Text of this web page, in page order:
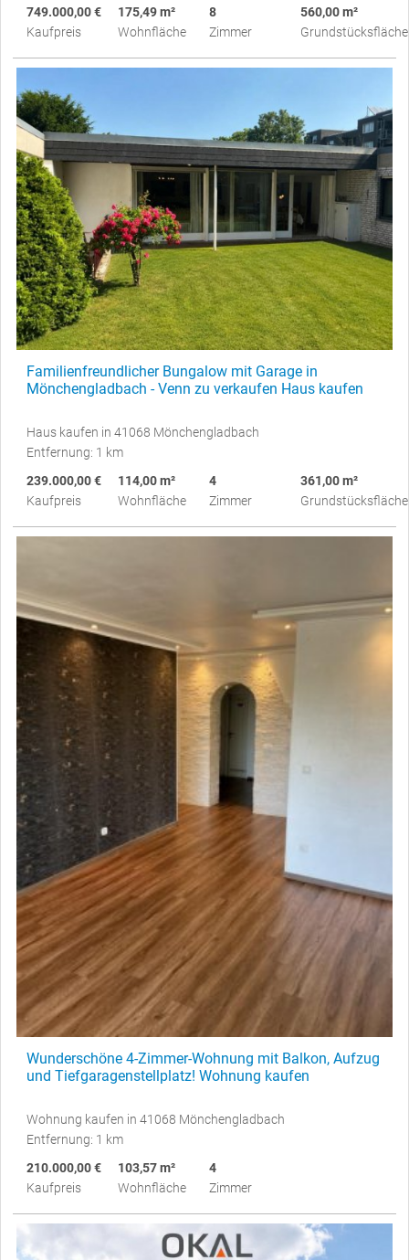
749.000,00 €
Kaufpreis
175,49 m²
Wohnfläche
8
Zimmer
560,00 m²
Grundstücksfläche
Familienfreundlicher Bungalow mit Garage in
Mönchengladbach - Venn zu verkaufen Haus kaufen
Haus kaufen in 41068 Mönchengladbach
Entfernung: 1 km
239.000,00 €
Kaufpreis
114,00 m²
Wohnfläche
4
Zimmer
361,00 m²
Grundstücksfläche
Wunderschöne 4-Zimmer-Wohnung mit Balkon, Aufzug
und Tiefgaragenstellplatz! Wohnung kaufen
Wohnung kaufen in 41068 Mönchengladbach
Entfernung: 1 km
210.000,00 €
Kaufpreis
103,57 m²
Wohnfläche
4
Zimmer